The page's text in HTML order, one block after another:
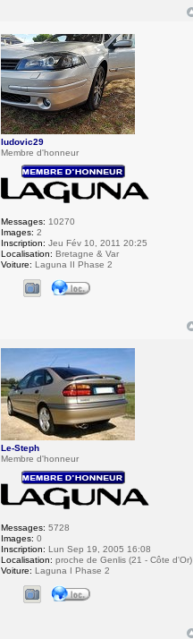
ludovic29
Membre d'honneur
Messages: 10270
Images: 2
Inscription: Jeu Fév 10, 2011 20:25
Localisation: Bretagne & Var
Voiture: Laguna II Phase 2
Le-Steph
Membre d'honneur
Messages: 5728
Images: 0
Inscription: Lun Sep 19, 2005 16:08
Localisation: proche de Genlis (21 - Côte d'Or)
Voiture: Laguna I Phase 2